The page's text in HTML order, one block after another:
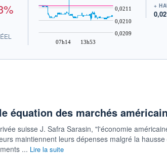
07h14 13h53
0,0209
0,0210
0,0211 +
équation des marchés
suisse J. Safra Sarasin, "l'économie
maintiennent leurs dépenses malgré la
... Lire la suite